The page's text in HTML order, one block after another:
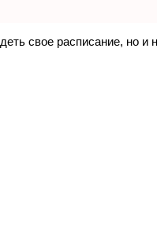
свое расписание, но